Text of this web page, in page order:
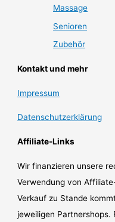
Massage
Senioren
Zubehör
Kontakt und mehr
Impressum
Datenschutzerklärung
Affiliate-Links
Wir finanzieren unsere
Verwendung von
Verkauf zu Stande
jeweiligen Partnershops.